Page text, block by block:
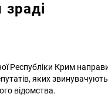
Республіки Крим
яких
відомства.